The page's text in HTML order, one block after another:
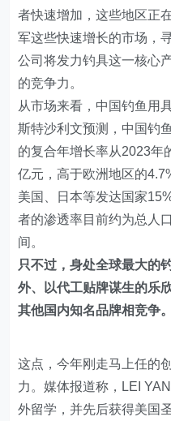
者快速增加，这些地区正
军这些快速增长的市场，
公司将发力钓具这一核心
的竞争力。
从市场来看，中国钓鱼用
斯特沙利文预测，中国钓
的复合年增长率从2023年
亿元，高于欧洲地区的
美国、日本等发达国家
者的渗透率目前约为总人
间。
只不过，身处全球最大的
外、以代工贴牌谋生的乐
其他国内知名品牌相竞争。
这点，今年刚走马上任的
力。媒体报道称，LEI
外留学，并先后获得美国